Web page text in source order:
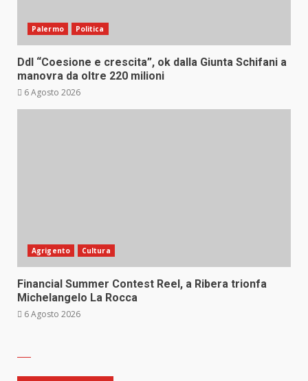
Palermo Politica
Ddl “Coesione e crescita”, ok dalla Giunta Schifani a
manovra da oltre 220 milioni
6 Agosto 2026
Agrigento Cultura
Financial Summer Contest Reel, a Ribera trionfa
Michelangelo La Rocca
6 Agosto 2026